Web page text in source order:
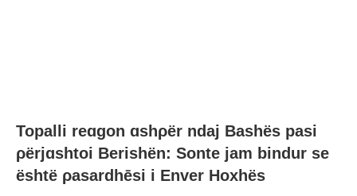
Topalli reɑgon ɑshρër ndaj Bashës pasi
ρërjɑshtoi Berishën: Sonte jam bindur se
është ρasardhēsi i Enver Hoxhës